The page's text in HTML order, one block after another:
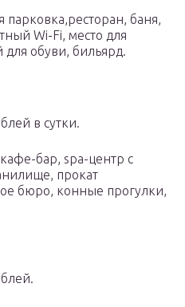
парковка,ресторан, баня,
Wi-Fi, место для
обуви, бильярд.
в сутки.
бар, spa-центр с
прокат
бюро, конные прогулки,